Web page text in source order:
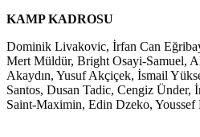
KAMP KADROSU
Dominik Livakovic, İrfan Can
Mert Müldür, Bright Osayi-Samuel,
Akaydın, Yusuf Akçiçek, İsmail
Santos, Dusan Tadic, Cengiz Ünder,
Saint-Maximin, Edin Dzeko, Youssef